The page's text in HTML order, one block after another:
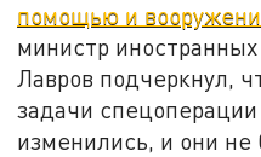
помощью и
министр
Лавров подчеркнул,
задачи
изменились, и они не